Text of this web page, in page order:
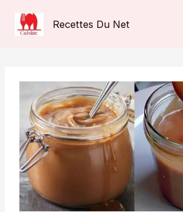
contenu
Recettes Du Net